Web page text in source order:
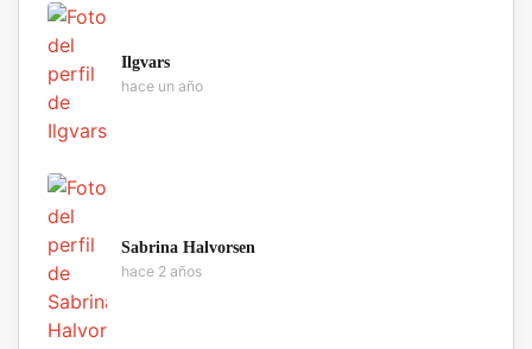
Ilgvars
hace un año
Sabrina Halvorsen
hace 2 años